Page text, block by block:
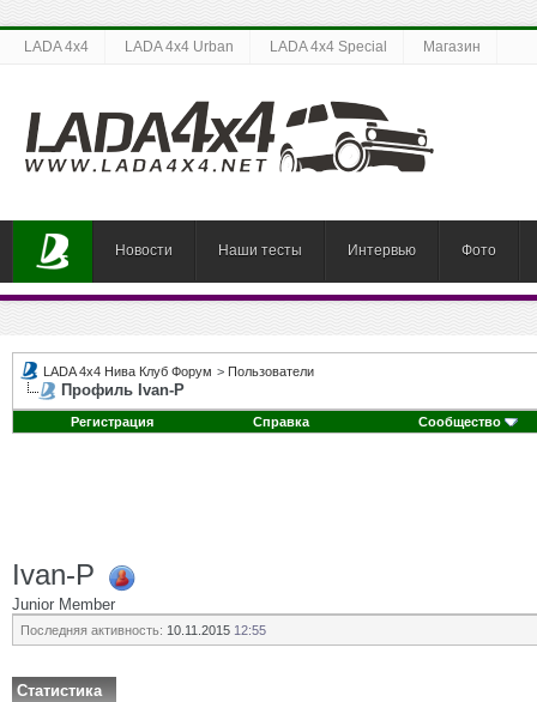
LADA 4x4 LADA 4x4 Urban LADA 4x4 Special Магазин
Новости Наши тесты Интервью Фото
LADA 4x4 Нива Клуб Форум > Пользователи
Профиль Ivan-P
Регистрация Справка Сообщество
Ivan-P
Junior Member
Последняя активность: 10.11.2015 12:55
Статистика